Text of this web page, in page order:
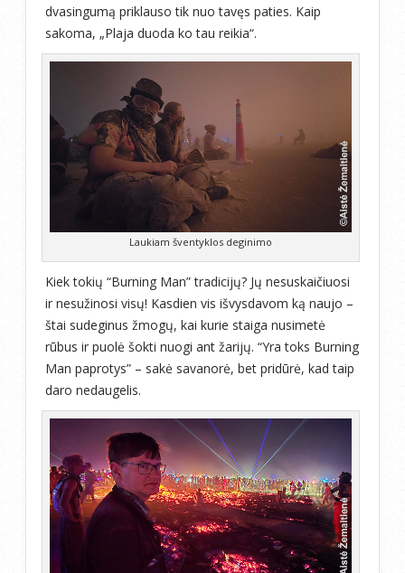
dvasingumą priklauso tik nuo tavęs paties. Kaip
sakoma, „Plaja duoda ko tau reikia“.
Laukiam šventyklos deginimo
Kiek tokių “Burning Man” tradicijų? Jų nesuskaičiuosi
ir nesužinosi visų! Kasdien vis išvysdavom ką naujo –
štai sudeginus žmogų, kai kurie staiga nusimetė
rūbus ir puolė šokti nuogi ant žarijų. “Yra toks Burning
Man paprotys” – sakė savanorė, bet pridūrė, kad taip
daro nedaugelis.